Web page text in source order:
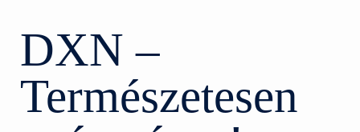
DXN –
Természetesen